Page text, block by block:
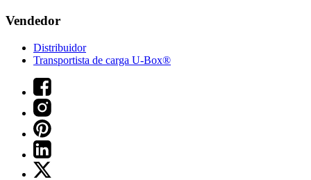
Vendedor
Distribuidor
Transportista de carga U-Box®